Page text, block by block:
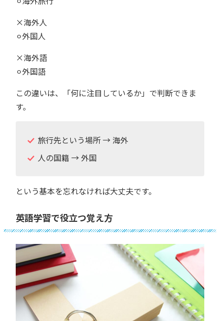
×海外人
⚪︎外国人
×海外語
⚪︎外国語
この違いは、「何に注目しているか」で判断できま
す。
旅行先という場所 → 海外
人の国籍 → 外国
という基本を忘れなければ大丈夫です。
英語学習で役立つ覚え方